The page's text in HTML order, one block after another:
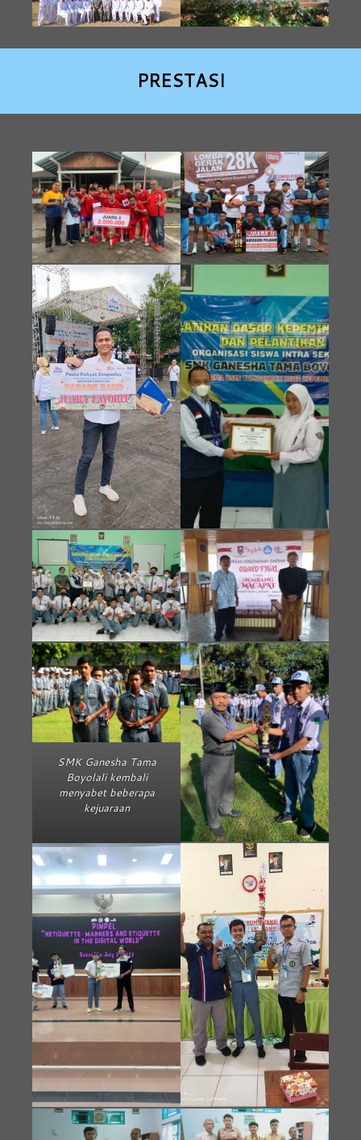
PRESTASI
SMK Ganesha Tama
Boyolali kembali
menyabet beberapa
kejuaraan